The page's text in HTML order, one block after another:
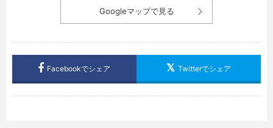
Googleマップで見る
Facebookでシェア Twitterでシェア